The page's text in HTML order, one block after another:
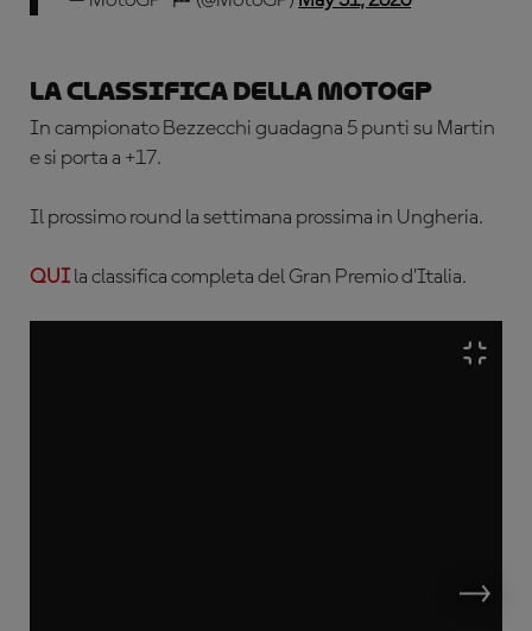
La classifica della MotoGP
In campionato Bezzecchi guadagna 5 punti su Martin
e si porta a +17.
Il prossimo round la settimana prossima in Ungheria.
QUI la classifica completa del Gran Premio d’Italia.